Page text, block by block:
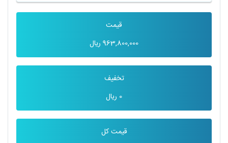
قیمت
963,800,000 ریال
تخفیف
0 ریال
قیمت کل